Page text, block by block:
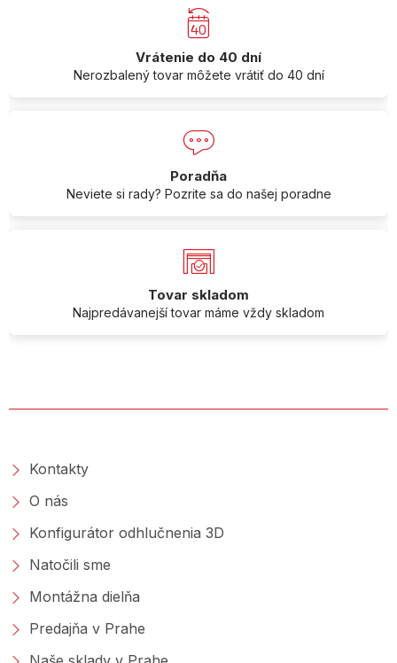
Vrátenie do 40 dní
Nerozbalený tovar môžete vrátiť do 40 dní
Poradňa
Neviete si rady? Pozrite sa do našej poradne
Tovar skladom
Najpredávanejší tovar máme vždy skladom
Kontakty
O nás
Konfigurátor odhlučnenia 3D
Natočili sme
Montážna dielňa
Predajňa v Prahe